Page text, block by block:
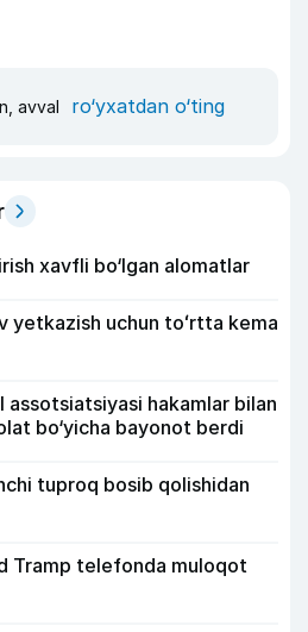
avval ro‘yxatdan o‘ting
xavfli bo‘lgan alomatlar
yetkazish uchun toʻrtta kema
hakamlar bilan
bo‘yicha bayonot berdi
tuproq bosib qolishidan
Tramp telefonda muloqot